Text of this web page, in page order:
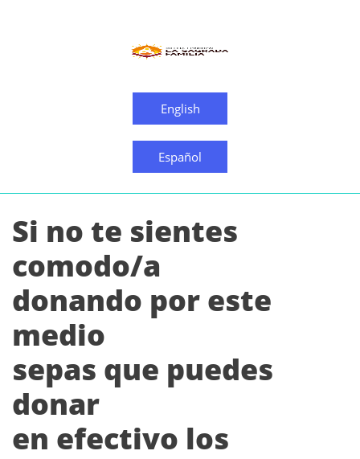
English
Español
Si no te sientes
comodo/a
donando por este
medio
sepas que puedes
donar
en efectivo los